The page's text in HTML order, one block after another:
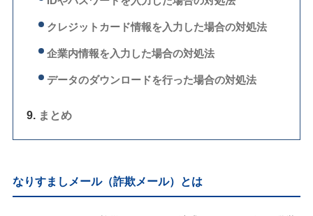
クレジットカード情報を入力した場合の対処法
企業内情報を入力した場合の対処法
データのダウンロードを行った場合の対処法
まとめ
なりすましメール（詐欺メール）とは